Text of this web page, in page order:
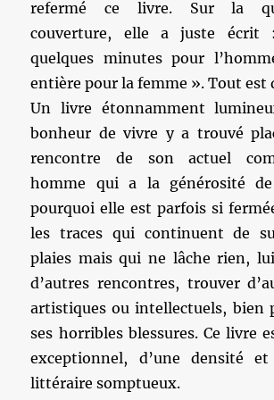
refermé ce livre. Sur la
couverture, elle a juste
quelques minutes pour
entière pour la femme ». Tout est
Un livre étonnamment
bonheur de vivre y a trouvé
rencontre de son actuel
homme qui a la générosité de
pourquoi elle est parfois si
les traces qui continuent de
plaies mais qui ne lâche rien,
d’autres rencontres, trouver
artistiques ou intellectuels, bien
ses horribles blessures. Ce livre
exceptionnel, d’une densité
littéraire somptueux.